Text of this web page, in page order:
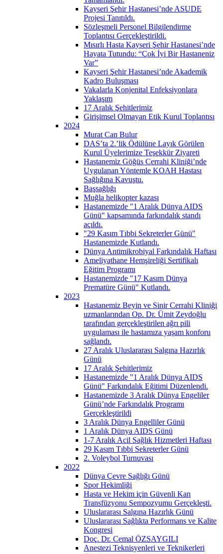
Kayseri Şehir Hastanesi’nde ASUDE
Projesi Tanıtıldı.
Sözleşmeli Personel Bilgilendirme
Toplantısı Gerçekleştirildi.
Mısırlı Hasta Kayseri Şehir Hastanesi’nde
Hayata Tutundu: “Çok İyi Bir Hastaneniz
Var”
Kayseri Şehir Hastanesi’nde Akademik
Kadro Buluşması
Vakalarla Konjenital Enfeksiyonlara
Yaklaşım
17 Aralık Şehitlerimiz
Girişimsel Olmayan Etik Kurul Toplantısı
2024
Murat Can Bulur
DAS’ta 2.’lik Ödülüne Layık Görülen
Kurul Üyelerimize Teşekkür Ziyareti
Hastanemiz Göğüs Cerrahi Kliniği’nde
Uygulanan Yöntemle KOAH Hastası
Sağlığına Kavuştu.
Başsağlığı
Muğla helikopter kazası
Hastanemizde "1 Aralık Dünya AIDS
Günü" kapsamında farkındalık standı
açıldı.
"29 Kasım Tıbbi Sekreterler Günü"
Hastanemizde Kutlandı.
Dünya Antimikrobiyal Farkındalık Haftası
Ameliyathane Hemşireliği Sertifikalı
Eğitim Programı
Hastanemizde "17 Kasım Dünya
Prematüre Günü" Kutlandı.
2023
Hastanemiz Beyin ve Sinir Cerrahi Kliniği
uzmanlarından Op. Dr. Ümit Zeydoğlu
tarafından gerçekleştirilen ağrı pili
uygulaması ile hastamıza yaşam konforu
sağlandı.
27 Aralık Uluslararası Salgına Hazırlık
Günü
17 Aralık Şehitlerimiz
Hastanemizde "1 Aralık Dünya AIDS
Günü" Farkındalık Eğitimi Düzenlendi.
Hastanemizde 3 Aralık Dünya Engeliler
Günü’nde Farkındalık Programı
Gerçekleştirildi
3 Aralık Dünya Engelliler Günü
1 Aralık Dünya AIDS Günü
1-7 Aralık Acil Sağlık Hizmetleri Haftası
29 Kasım Tıbbi Sekreterler Günü
2. Voleybol Turnuvası
2022
Dünya Çevre Sağlığı Günü
Spor Hekimliği
Hasta ve Hekim için Güvenli Kan
Transfüzyonu Sempozyumu Gerçekleşti.
Uluslararası Salgına Hazırlık Günü
Uluslararası Sağlıkta Performans ve Kalite
Kongresi
Doç. Dr. Cemal ÖZSAYGILI
Anestezi Teknisyenleri ve Teknikerleri